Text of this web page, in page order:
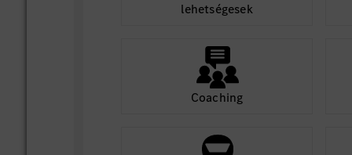
lehetségesek
Coaching